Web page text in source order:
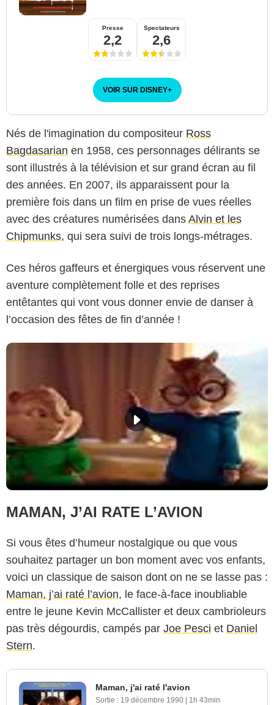
Presse
2,2
Spectateurs
2,6
VOIR SUR DISNEY+
Nés de l'imagination du compositeur Ross
Bagdasarian en 1958, ces personnages délirants se
sont illustrés à la télévision et sur grand écran au fil
des années. En 2007, ils apparaissent pour la
première fois dans un film en prise de vues réelles
avec des créatures numérisées dans Alvin et les
Chipmunks, qui sera suivi de trois longs-métrages.
Ces héros gaffeurs et énergiques vous réservent une
aventure complètement folle et des reprises
entêtantes qui vont vous donner envie de danser à
l’occasion des fêtes de fin d’année !
MAMAN, J’AI RATE L’AVION
Si vous êtes d’humeur nostalgique ou que vous
souhaitez partager un bon moment avec vos enfants,
voici un classique de saison dont on ne se lasse pas :
Maman, j’ai raté l’avion, le face-à-face inoubliable
entre le jeune Kevin McCallister et deux cambrioleurs
pas très dégourdis, campés par Joe Pesci et Daniel
Stern.
Maman, j'ai raté l'avion
Sortie : 19 décembre 1990 | 1h 43min